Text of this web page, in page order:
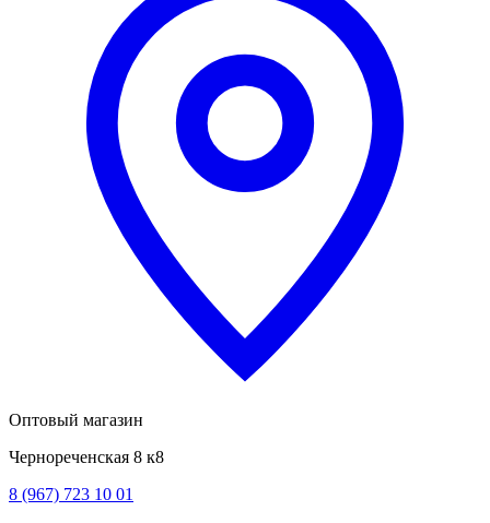
Оптовый магазин
Чернореченская 8 к8
8 (967) 723 10 01